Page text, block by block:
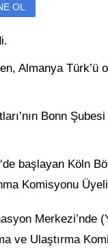
OL
Almanya Türk’ü
Bonn
‘de başlayan Köln
Komisyonu
Merkezi’nde
ve Ulaştırma